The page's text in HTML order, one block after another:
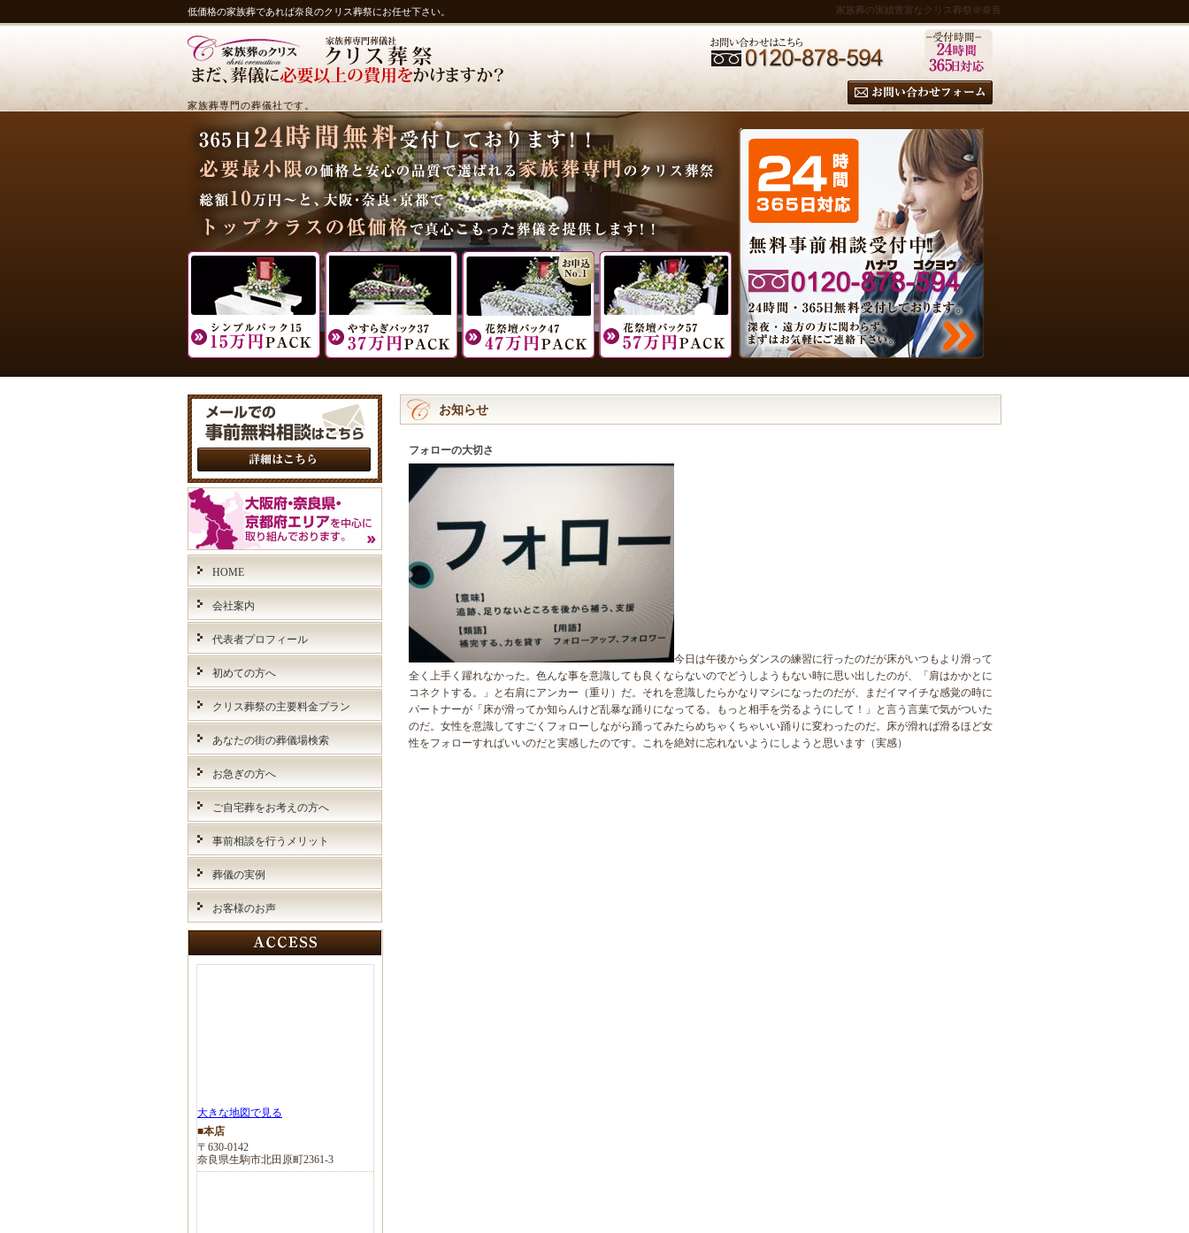
低価格の家族葬であれば奈良のクリス葬祭にお任せ下さい。 家族葬の実績豊富なクリス葬祭＠奈良
家族葬専門の葬儀社です。
お知らせ
フォローの大切さ
今日は午後からダンスの練習に行ったのだが床がいつもより滑って
全く上手く躍れなかった。色んな事を意識しても良くならないのでどうしようもない時に思い出したのが、「肩はかかとに
コネクトする。」と右肩にアンカー（重り）だ。それを意識したらかなりマシになったのだが、まだイマイチな感覚の時に
パートナーが「床が滑ってか知らんけど乱暴な踊りになってる。もっと相手を労るようにして！」と言う言葉で気がついた
のだ。女性を意識してすごくフォローしながら踊ってみたらめちゃくちゃいい踊りに変わったのだ。床が滑れば滑るほど女
性をフォローすればいいのだと実感したのです。これを絶対に忘れないようにしようと思います（実感）
HOME
会社案内
代表者プロフィール
初めての方へ
クリス葬祭の主要料金プラン
あなたの街の葬儀場検索
お急ぎの方へ
ご自宅葬をお考えの方へ
事前相談を行うメリット
葬儀の実例
お客様のお声
大きな地図で見る
■本店
〒630-0142
奈良県生駒市北田原町2361-3